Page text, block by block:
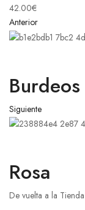
42.00€
Anterior
Burdeos
Siguiente
Rosa
De vuelta a la Tienda